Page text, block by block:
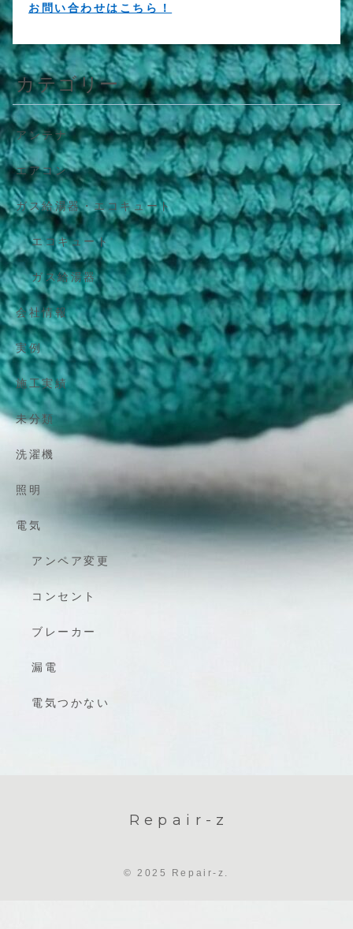
お問い合わせはこちら！
カテゴリー
アンテナ
エアコン
ガス給湯器・エコキュート
エコキュート
ガス給湯器
会社情報
実例
施工実績
未分類
洗濯機
照明
電気
アンペア変更
コンセント
ブレーカー
漏電
電気つかない
Repair-z
© 2025 Repair-z.